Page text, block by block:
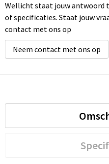
Wellicht staat jouw antwoord
of specificaties. Staat jouw
contact met ons op
Neem contact met ons op